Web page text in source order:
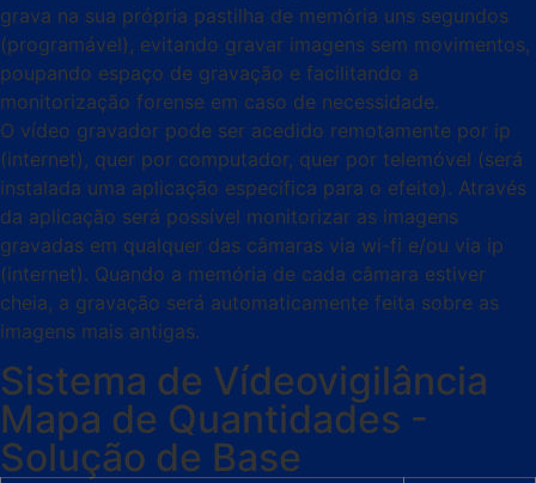
grava na sua própria pastilha de memória uns segundos
(programável), evitando gravar imagens sem movimentos,
poupando espaço de gravação e facilitando a
monitorização forense em caso de necessidade.
O vídeo gravador pode ser acedido remotamente por ip
(internet), quer por computador, quer por telemóvel (será
instalada uma aplicação específica para o efeito). Através
da aplicação será possível monitorizar as imagens
gravadas em qualquer das câmaras via wi-fi e/ou via ip
(internet). Quando a memória de cada câmara estiver
cheia, a gravação será automaticamente feita sobre as
imagens mais antigas.
Sistema de Vídeovigilância
Mapa de Quantidades -
Solução de Base